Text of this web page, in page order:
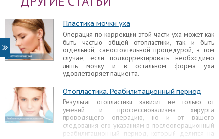
Пластика мочки уха
Операция по коррекции этой части уха может как
быть частью общей отопластики, так и быть
отдельной, самостоятельной процедурой, в том
случае, если подкорректировать необходимо
лишь мочку и в остальном форма уха
удовлетворяет пациента.
Отопластика. Реабилитационный период
Результат отопластики зависит не только от
умений и профессионализма хирурга
проводящего операцию, но и от вашего
следования его указаниям в послеоперационный
реабилитационный период, который делится на